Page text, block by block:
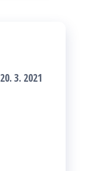
20. 3. 2021